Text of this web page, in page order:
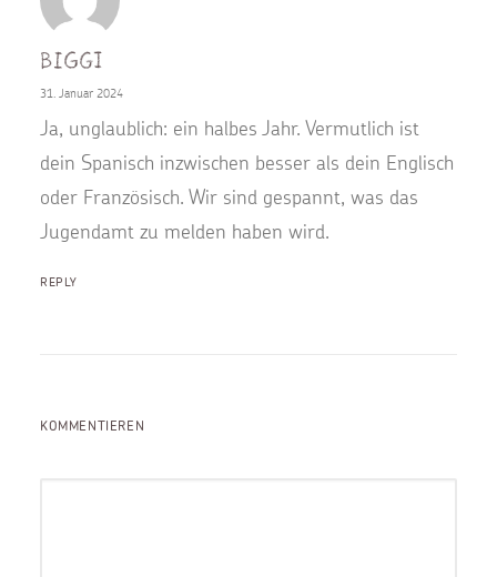
Biggi
31. Januar 2024
Ja, unglaublich: ein halbes Jahr. Vermutlich ist
dein Spanisch inzwischen besser als dein Englisch
oder Französisch. Wir sind gespannt, was das
Jugendamt zu melden haben wird.
REPLY
KOMMENTIEREN